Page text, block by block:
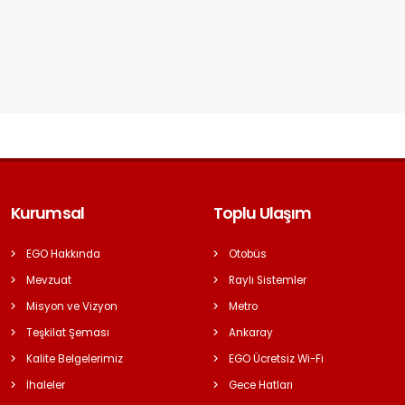
Kurumsal
EGO Hakkında
Mevzuat
Misyon ve Vizyon
Teşkilat Şeması
Kalite Belgelerimiz
İhaleler
Toplu Ulaşım
Otobüs
Raylı Sistemler
Metro
Ankaray
EGO Ücretsiz Wi-Fi
Gece Hatları